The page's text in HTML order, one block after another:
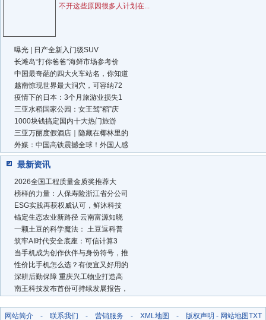
不开这些原因很多人计划在...
曝光 | 日产全新入门级SUV
长滩岛“打你爸爸”海鲜市场参考价
中国最奇葩的四大火车站名，你知道
越南惊现世界最大洞穴，可容纳72
疫情下的日本：3个月旅游业损失1
三亚水稻国家公园：女王驾“稻”庆
1000块钱搞定国内十大热门旅游
三亚万丽度假酒店｜隐藏在椰林里的
外媒：中国高铁震撼全球！外国人感
最新资讯
2026全国工程质量金质奖推荐大
榜样的力量：人保寿险浙江省分公司
ESG实践再获权威认可，鲜沐科技
锚定生态农业新路径 云南富源知晓
一颗土豆的科学魔法： 土豆逗科普
筑牢AI时代安全底座：可信计算3
当手机成为创作伙伴与身份符号，推
性价比手机怎么选？有便宜又好用的
深耕后勤保障 重庆兴工物业打造高
南王科技发布首份可持续发展报告，
网站简介- 联系我们 - 营销服务 - XML地图 - 版权声明 - 网站地图TXT